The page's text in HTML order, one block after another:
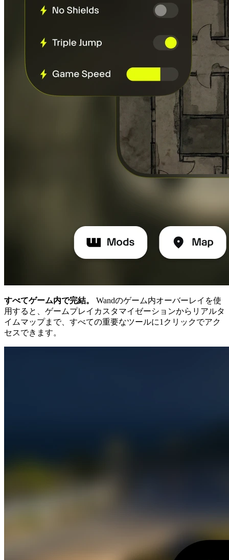
すべてゲーム内で完結。
Wandのゲーム内オーバーレイを使
用すると、ゲームプレイカスタマイゼーションからリアルタ
イムマップまで、すべての重要なツールに1クリックでアク
セスできます。